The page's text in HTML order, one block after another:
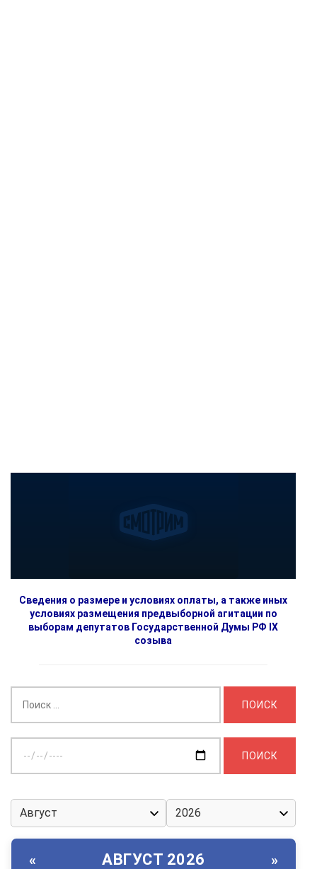
Сведения о размере и условиях оплаты, а также иных
условиях размещения предвыборной агитации по
выборам депутатов Государственной Думы РФ IX
созыва
дату:
« АВГУСТ 2026 »